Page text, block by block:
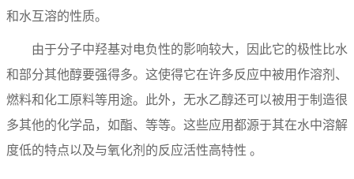
和水互溶的性质。
由于分子中羟基对电负性的影响较大，因此它的极性比水
和部分其他醇要强得多。这使得它在许多反应中被用作溶剂、
燃料和化工原料等用途。此外，无水乙醇还可以被用于制造很
多其他的化学品，如酯、等等。这些应用都源于其在水中溶解
度低的特点以及与氧化剂的反应活性高特性 。